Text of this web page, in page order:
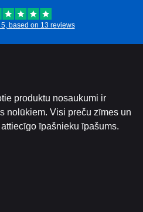
based on 13 reviews
produktu nosaukumi ir
nolūkiem. Visi preču zīmes un
īpašnieku īpašums.